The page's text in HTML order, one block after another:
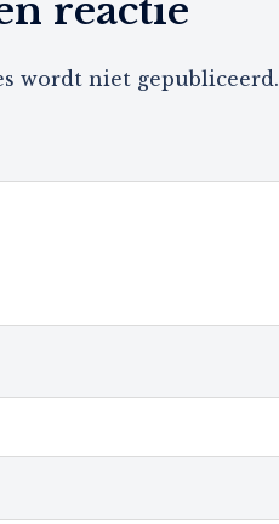
reactie
wordt niet gepubliceerd.